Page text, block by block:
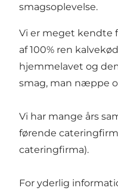
smagsoplevelse.
Vi er meget kendte
af 100% ren
hjemmelavet og
smag, man næppe
Vi har mange års
førende
cateringfirma).
For yderlig